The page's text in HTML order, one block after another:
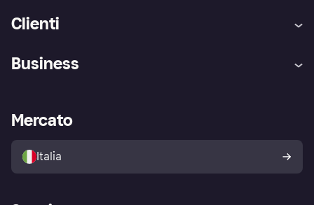
Clienti
Assistenza
Esplora i negozi
Politica di protezione
dell'acquirente Klarna
Business
Accesso aziende
Mercato
Italia